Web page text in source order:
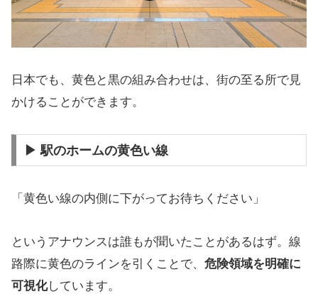
日本でも、黄色と黒の組み合わせは、街の至る所で見
かけることができます。
▶ 駅のホームの黄色い線
「黄色い線の内側に下がってお待ちください」
というアナウンスは誰もが聞いたことがあるはず。線
路際に黄色のラインを引くことで、 危険領域を明確に
可視化しています。